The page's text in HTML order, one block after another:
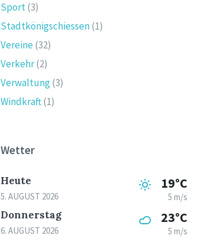
Sport(3)
Stadtkönigschiessen(1)
Vereine(32)
Verkehr(2)
Verwaltung(3)
Windkraft(1)
Wetter
Heute
5. AUGUST 2026
19°C
5 m/s
Donnerstag
6. AUGUST 2026
23°C
5 m/s